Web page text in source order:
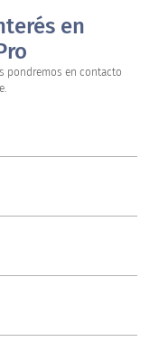
en
pondremos en contacto